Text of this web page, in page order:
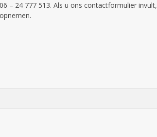
– 24 777 513. Als u ons contactformulier invult,